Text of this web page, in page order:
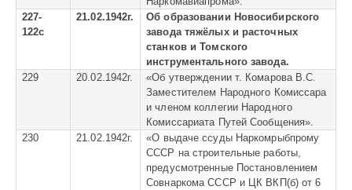
227-
122с
21.02.1942г.
Об образовании Новосибирского
завода тяжёлых и расточных
станков и Томского
инструментального завода.
229
20.02.1942г. «Об утверждении т. Комарова В.С.
Заместителем Народного Комиссара
и членом коллегии Народного
Комиссариата Путей Сообщения».
230
21.02.1942г. «О выдаче ссуды Наркомрыбпрому
СССР на строительные работы,
предусмотренные Постановлением
Совнаркома СССР и ЦК ВКП(б) от 6